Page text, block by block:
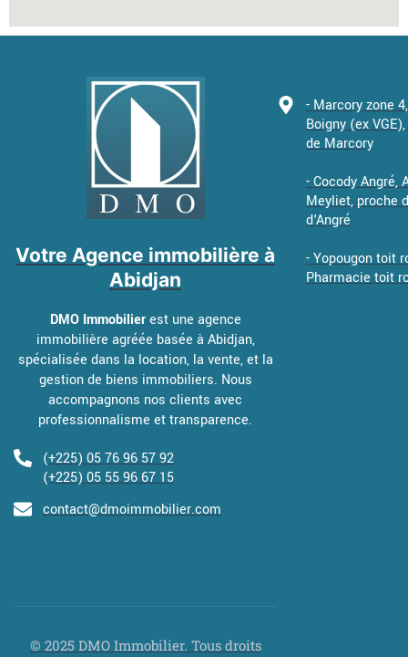
Votre Agence immobilière à
Abidjan
DMO Immobilierest une agence
immobilière agréée basée à Abidjan,
spécialisée dans la location, la vente, et la
gestion de biens immobiliers. Nous
accompagnons nos clients avec
professionnalisme et transparence.
(+225) 05 76 96 57 92
(+225) 05 55 96 67 15
contact@dmoimmobilier.com
- Marcory zone
Boigny (ex
de Marcory
- Cocody Angré,
Meyliet, proche
d'Angré
- Yopougon toit
Pharmacie toit
© 2025 DMO Immobilier. Tous droits